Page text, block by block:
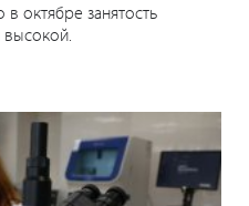
октябре занятость
высокой.